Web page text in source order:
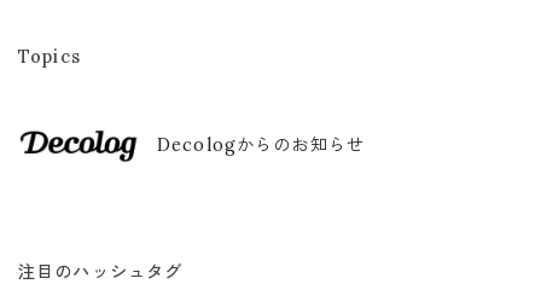
Topics
Decologからのお知らせ
注目のハッシュタグ